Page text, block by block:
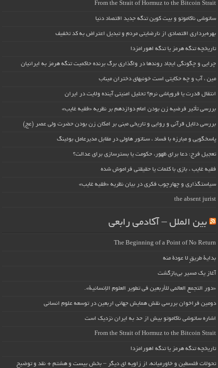
From the Strait of Hormuz to the Bitcoin Strait
ساتوشی ناکاموتو و بیت کوین تنگه جدید اقتصاد دنیا
بهره‌برداری اقتصادی از نارضایتی مردم و تبدیل اعتراض به کد تخفیف
تاریخچه تنگه هرمز یا تنگه اهورامزدا
چرایی و چگونگی ایجاد روندها در واگذاری برگ برنده حاکمیت تنگه هرمز به ایرانیان
مین ، آب و چه حکایتی است خونبهای دختران میناب
انتقال قدرت یا فروپاشی نرم؟ تحلیل امنیتی آینده ولایت در ایران
بررسی تأثیر فرضیه زن بودن امام دوازدهم بر نظریه «فقیه غایب»
بررسی دلایل قرآنی و روایی و تاریخی مبنی بر امکان زن بودن حضرت ولی عصر (عج)
پاسخگویی و مبارزه با فساد ، سناتور هاولی در مقابل مدیرعامل بوئینگ
تعجیل فرج: دعا برای ظهور، حکومت یا بسترسازی برای عدالت؟
فقیه غایب ، بازی با کلمات یا حقیقتی فراموش شده
سیاستگذاری و چهارچوب فکری در بیان نظریه «فقیه غایب»
the absent jurist
بین الملل – آکادمی رابعی
The Beginning of a Point of No Return
بداية طريقٍ لا عودة منه
آغاز یک مسیر بی‌بازگشت
«دور التجمع العالمي للأربعين في تطوير العلوم الإنسانية».
دومین فراخوان بررسی نقش همایش جهانی اربعین در توسعه علوم انسانی
اشاره ساتوشی ناکاموتو بیش از حد به ایران نزدیک است
From the Strait of Hormuz to the Bitcoin Strait
تاریخچه تنگه هرمز یا تنگه اهورامزدا
تحولات فلسطین و خاورمیانه، از زاویه ای دیگر – بخش بیست و هشتم + نقد و توضیح